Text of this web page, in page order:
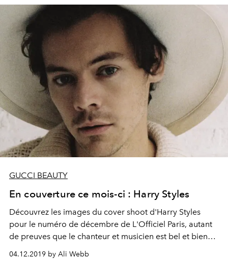
GUCCI BEAUTY
En couverture ce mois-ci : Harry Styles
Découvrez les images du cover shoot d'Harry Styles
pour le numéro de décembre de L'Officiel Paris, autant
de preuves que le chanteur et musicien est bel et bien
devenu une fashion icon des temps modernes.
04.12.2019 by Ali Webb